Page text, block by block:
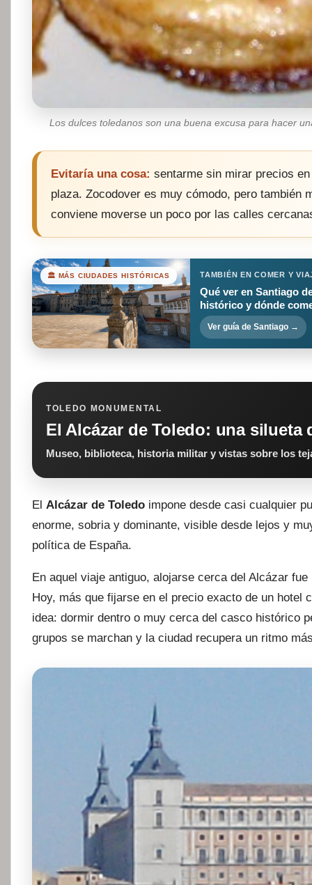
Los dulces toledanos son una buena excusa para hacer
Evitaría una cosa: sentarme sin mirar precios
plaza. Zocodover es muy cómodo, pero también
conviene moverse un poco por las calles
🏛️ MÁS CIUDADES HISTÓRICAS TAMBIÉN EN COMER Y
Qué ver en Santiago
histórico y dónde
Ver guía de Santiago →
TOLEDO MONUMENTAL
El Alcázar de Toledo: una silueta
Museo, biblioteca, historia militar y vistas sobre los
El Alcázar de Toledo impone desde casi cualquier
enorme, sobria y dominante, visible desde lejos y
política de España.
En aquel viaje antiguo, alojarse cerca del Alcázar
Hoy, más que fijarse en el precio exacto de un hotel
idea: dormir dentro o muy cerca del casco histórico
grupos se marchan y la ciudad recupera un ritmo